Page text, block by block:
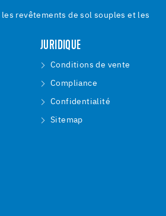
revêtements de sol souples et les
JURIDIQUE
Conditions de vente
Compliance
Confidentialité
Sitemap